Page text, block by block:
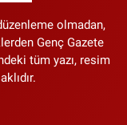
olmadan,
Genç Gazete
tüm yazı, resim